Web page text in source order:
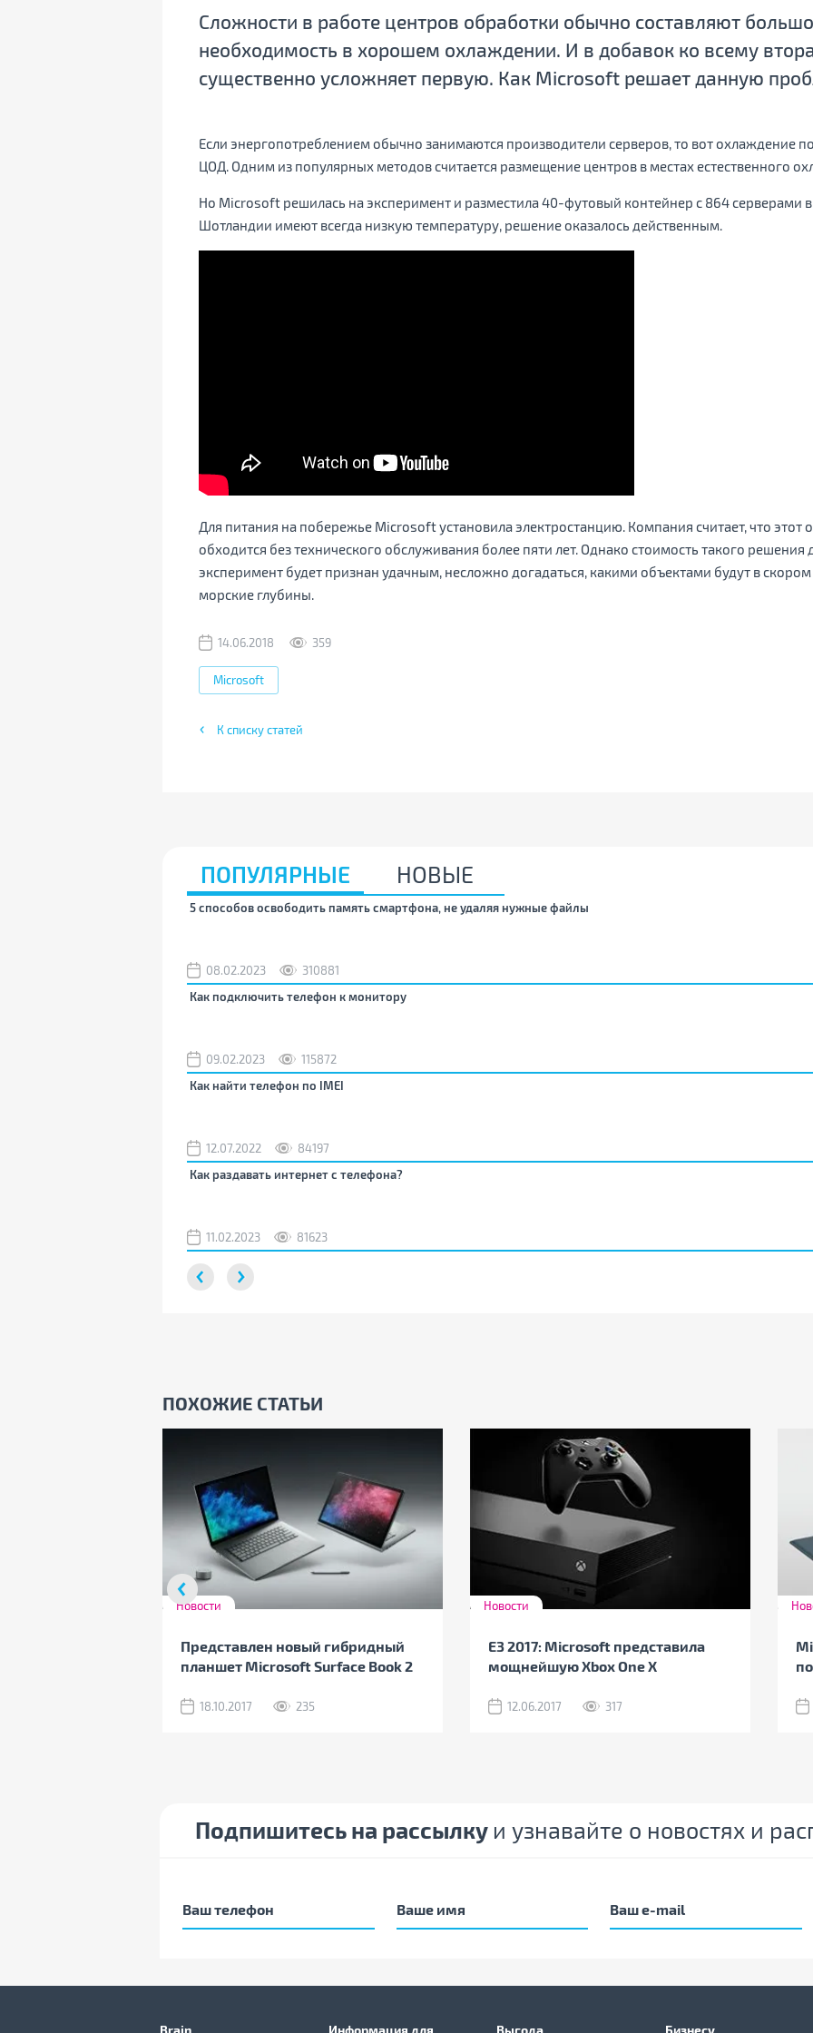
Сложности в работе центров обработки обычно составляют
необходимость в хорошем охлаждении. И в добавок ко всему
существенно усложняет первую. Как Microsoft решает данную
Если энергопотреблением обычно занимаются производители серверов, то вот охлаждение
ЦОД. Одним из популярных методов считается размещение центров в местах естественного
Но Microsoft решилась на эксперимент и разместила 40-футовый контейнер с 864 серверами
Шотландии имеют всегда низкую температуру, решение оказалось действенным.
Для питания на побережье Microsoft установила электростанцию. Компания считает, что этот
обходится без технического обслуживания более пяти лет. Однако стоимость такого решения
эксперимент будет признан удачным, несложно догадаться, какими объектами будут в
морские глубины.
14.06.2018 359
Microsoft
К списку статей
ПОПУЛЯРНЫЕ НОВЫЕ
5 способов освободить память смартфона, не удаляя нужные файлы
08.02.2023
310881
Как подключить телефон к монитору
09.02.2023
115872
Как найти телефон по IMEI
12.07.2022
84197
Как раздавать интернет с телефона?
11.02.2023 81623
ПОХОЖИЕ СТАТЬИ
Новости
Представлен новый гибридный
планшет Microsoft Surface Book 2
18.10.2017 235
Новости
Е3 2017: Microsoft представила
мощнейшую Xbox One X
12.06.2017 317
Подпишитесь на рассылку и узнавайте о новостях и